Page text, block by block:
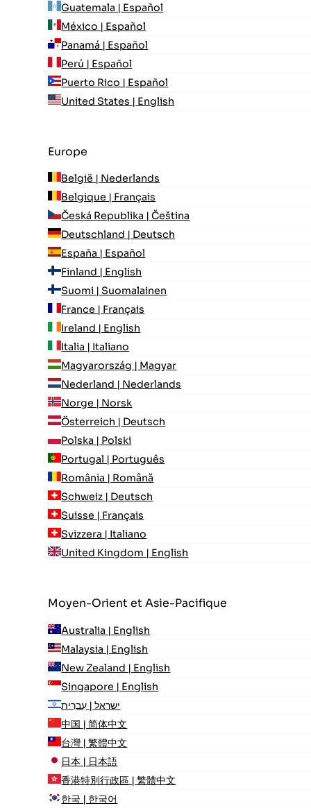
Guatemala | Español
México | Español
Panamá | Español
Perú | Español
Puerto Rico | Español
United States | English
Europe
België | Nederlands
Belgique | Français
Česká Republika | Čeština
Deutschland | Deutsch
España | Español
Finland | English
Suomi | Suomalainen
France | Français
Ireland | English
Italia | Italiano
Magyarország | Magyar
Nederland | Nederlands
Norge | Norsk
Österreich | Deutsch
Polska | Polski
Portugal | Português
România | Română
Schweiz | Deutsch
Suisse | Français
Svizzera | Italiano
United Kingdom | English
Moyen-Orient et Asie-Pacifique
Australia | English
Malaysia | English
New Zealand | English
Singapore | English
ישראל | עִברִית
中国 | 简体中文
台灣 | 繁體中文
日本 | 日本語
香港特別行政區 | 繁體中文
한국 | 한국어